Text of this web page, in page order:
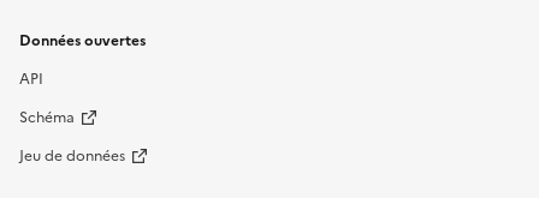
Données ouvertes
API
Schéma
Jeu de données